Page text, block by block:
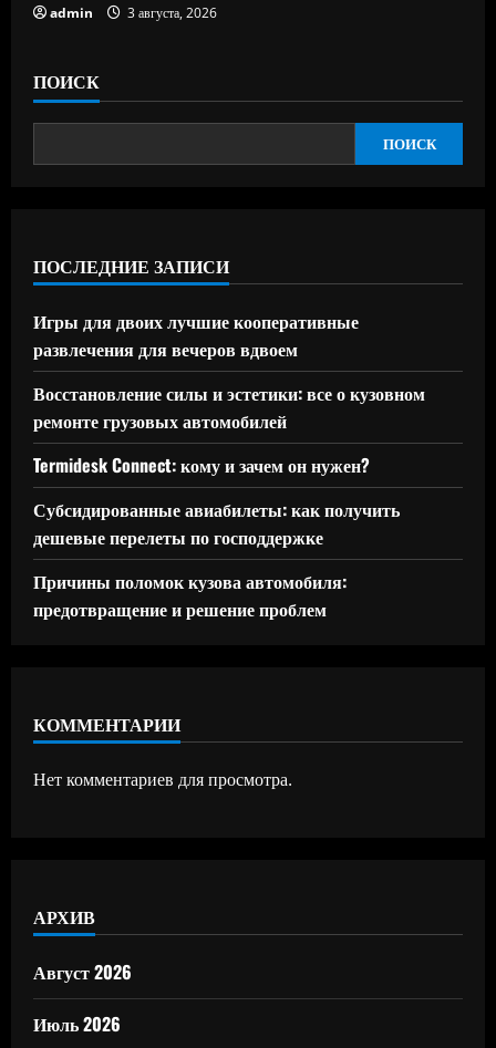
admin 3 августа, 2026
ПОИСК
ПОИСК
ПОСЛЕДНИЕ ЗАПИСИ
Игры для двоих лучшие кооперативные
развлечения для вечеров вдвоем
Восстановление силы и эстетики: все о кузовном
ремонте грузовых автомобилей
Termidesk Connect: кому и зачем он нужен?
Субсидированные авиабилеты: как получить
дешевые перелеты по господдержке
Причины поломок кузова автомобиля:
предотвращение и решение проблем
КОММЕНТАРИИ
Нет комментариев для просмотра.
АРХИВ
Август 2026
Июль 2026